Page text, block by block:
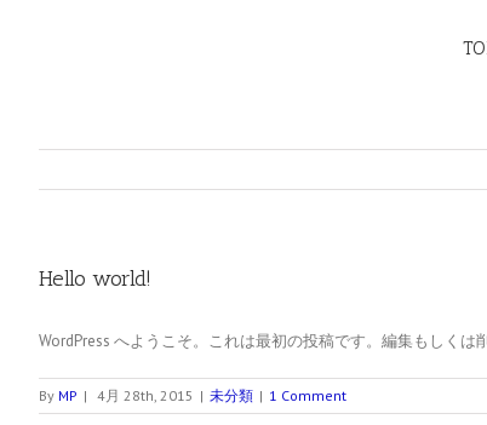
Hello world!
WordPress へようこそ。これは最初の投稿です。編集もしくは
By MP | 4月 28th, 2015 | 未分類 | 1 Comment